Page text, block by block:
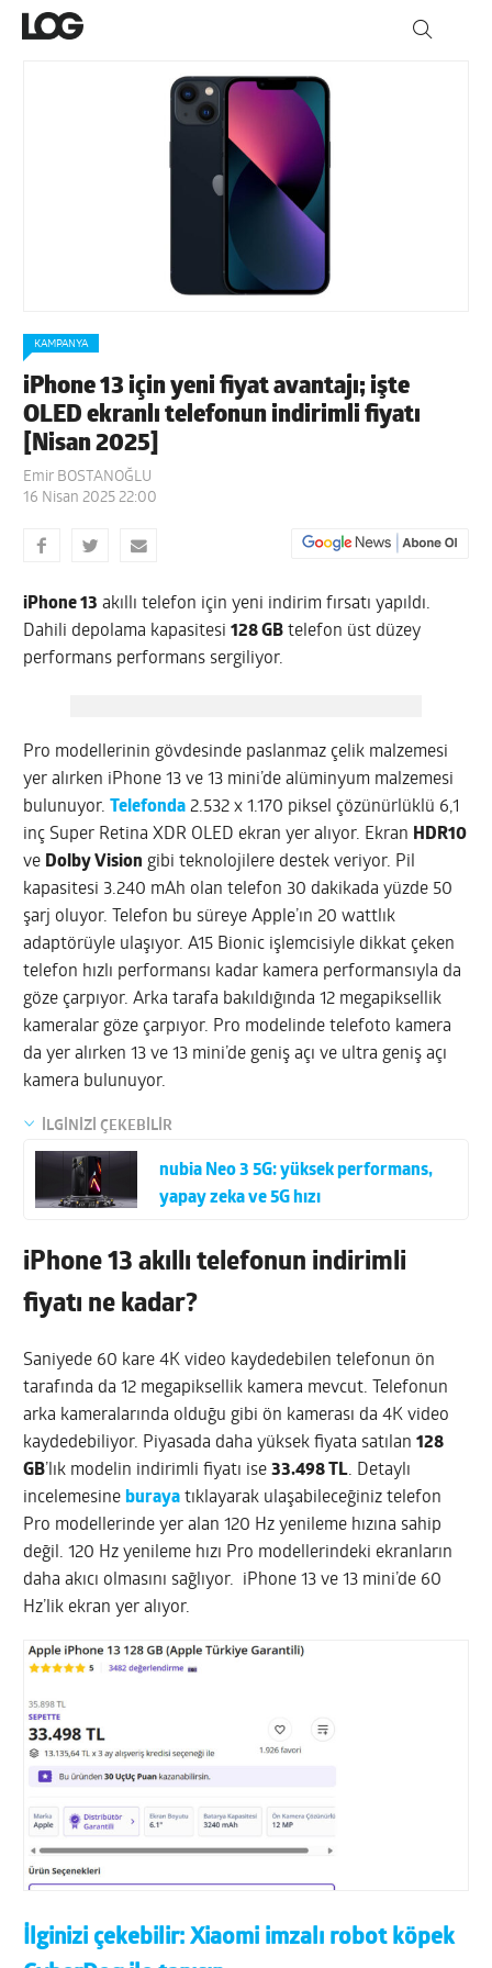
KAMPANYA
iPhone 13 için yeni fiyat avantajı; işte
OLED ekranlı telefonun indirimli fiyatı
[Nisan 2025]
Emir BOSTANOĞLU
16 Nisan 2025 22:00
iPhone 13 akıllı telefon için yeni indirim fırsatı yapıldı.
Dahili depolama kapasitesi128 GB telefon üst düzey
performans performans sergiliyor.
Pro modellerinin gövdesinde paslanmaz çelik malzemesi
yer alırken iPhone 13 ve 13 mini’de alüminyum malzemesi
bulunuyor.
Telefonda 2.532 x 1.170 piksel çözünürlüklü 6,1
inç Super Retina XDR OLED ekran yer alıyor. Ekran HDR10
ve Dolby Vision gibi teknolojilere destek veriyor. Pil
kapasitesi 3.240 mAh olan telefon 30 dakikada yüzde 50
şarj oluyor. Telefon bu süreye Apple’ın 20 wattlık
adaptörüyle ulaşıyor. A15 Bionic işlemcisiyle dikkat çeken
telefon hızlı performansı kadar kamera performansıyla da
göze çarpıyor. Arka tarafa bakıldığında 12 megapiksellik
kameralar göze çarpıyor. Pro modelinde telefoto kamera
da yer alırken 13 ve 13 mini’de geniş açı ve ultra geniş açı
kamera bulunuyor.
İLGİNİZİ ÇEKEBİLİR
nubia Neo 3 5G: yüksek performans,
yapay zeka ve 5G hızı
iPhone 13 akıllı telefonun indirimli
fiyatı ne kadar?
Saniyede 60 kare 4K video kaydedebilen telefonun ön
tarafında da 12 megapiksellik kamera mevcut. Telefonun
arka kameralarında olduğu gibi ön kamerası da 4K video
kaydedebiliyor. Piyasada daha yüksek fiyata satılan128
GB’lık modelin indirimli fiyatı ise33.498 TL. Detaylı
incelemesine buraya tıklayarak ulaşabileceğiniz telefon
Pro modellerinde yer alan 120 Hz yenileme hızına sahip
değil. 120 Hz yenileme hızı Pro modellerindeki ekranların
daha akıcı olmasını sağlıyor. iPhone 13 ve 13 mini’de 60
Hz’lik ekran yer alıyor.
İlginizi çekebilir:Xiaomi imzalı robot köpek